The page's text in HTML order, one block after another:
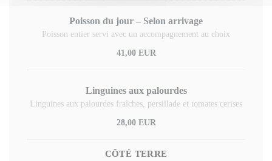
Poisson du jour – Selon arrivage
Poisson entier servi avec un accompagnement au choix
41,00 EUR
Linguines aux palourdes
Linguines aux palourdes fraîches, persillade et tomates cerises
28,00 EUR
CÔTÉ TERRE